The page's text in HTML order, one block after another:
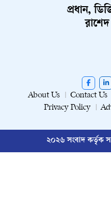
প্রধান,
About Us Contact Us
Privacy Policy
২০২৬ সংবাদ কর্তৃক